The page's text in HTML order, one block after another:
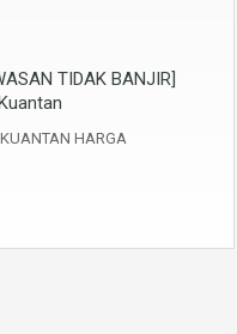
TIDAK BANJIR]
HARGA